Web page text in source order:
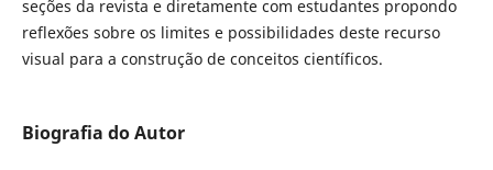
seções da revista e diretamente com estudantes propondo
reflexões sobre os limites e possibilidades deste recurso
visual para a construção de conceitos científicos.
Biografia do Autor